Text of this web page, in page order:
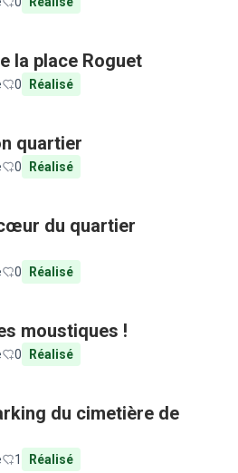
la place Roguet
0 Réalisé
quartier
0 Réalisé
du quartier
0 Réalisé
moustiques !
0 Réalisé
du cimetière de
1 Réalisé